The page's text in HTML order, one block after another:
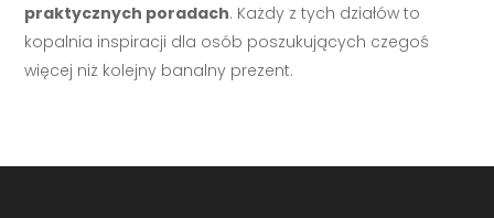
praktycznych poradach. Każdy z tych działów to
kopalnia inspiracji dla osób poszukujących czegoś
więcej niż kolejny banalny prezent.